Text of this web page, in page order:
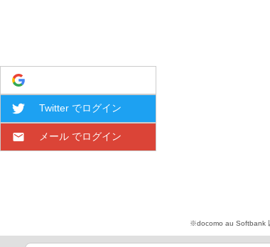
Twitter でログイン
メール でログイン
※docomo au Softbank